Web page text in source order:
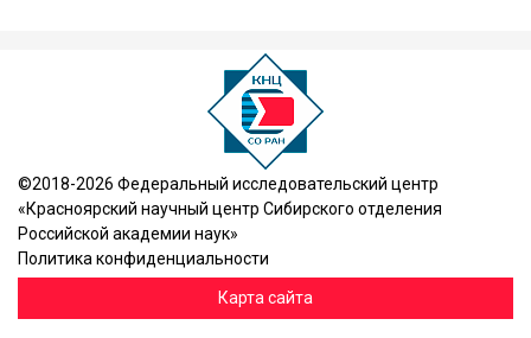
©2018-2026 Федеральный исследовательский центр
«Красноярский научный центр Сибирского отделения
Российской академии наук»
Политика конфиденциальности
Карта сайта